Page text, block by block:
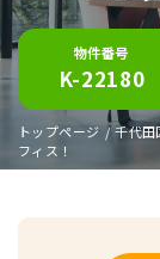
物件番号
K-22180
トップページ / 千代田
フィス！